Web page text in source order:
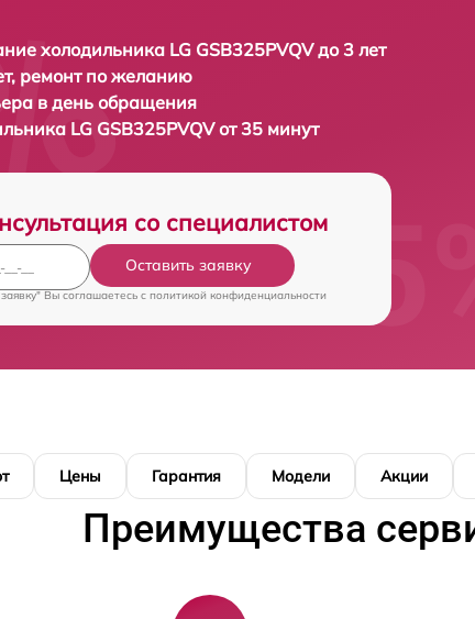
холодильника LG GSB325PVQV до 3 лет
ремонт по желанию
в день обращения
LG GSB325PVQV от 35 минут
со специалистом
Оставить заявку
Вы соглашаетесь c политикой конфиденциальности
Цены Гарантия Модели Акции
Преимущества